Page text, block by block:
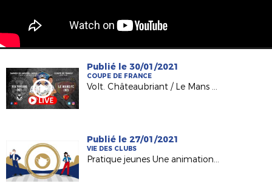
Publié le 30/01/2021
COUPE DE FRANCE
Volt. Châteaubriant / Le Mans FC en direct
Publié le 27/01/2021
VIE DES CLUBS
Pratique jeunes Une animation vidéo pour la relance